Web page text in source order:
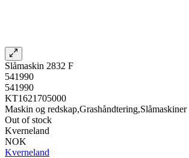
Slåmaskin 2832 F
541990
541990
KT1621705000
Maskin og redskap,Grashåndtering,Slåmaskiner
Out of stock
Kverneland
NOK
Kverneland